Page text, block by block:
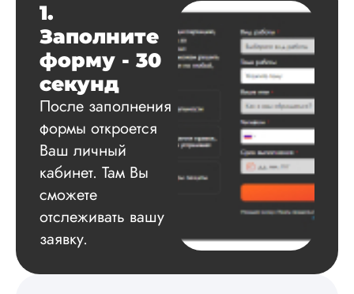
Данила
Вид работы:
Диссертация
Дата:2025-03-15
Автору огромное
спасибо за
сам подобрал
оформил и провел
подробное
экспериментов,
которые сам же и
провел. Спасибо
1.
Заполните
форму - 30
секунд
После заполнения
формы откроется
Ваш личный
кабинет. Там Вы
сможете
отслеживать вашу
заявку.